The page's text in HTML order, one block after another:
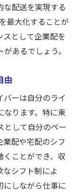
な配送を実現する
最大化することが
として企業配を
あるでしょう。
由
バーは自分のライ
なります。特に東
として自分のペー
配や宅配のシフ
くことができ、収
シフト制によ
にしながら仕事に